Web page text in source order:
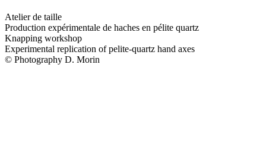
Atelier de taille
Production expérimentale de haches en pélite quartz
Knapping workshop
Experimental replication of pelite-quartz hand axes
© Photography D. Morin